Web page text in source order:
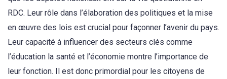
RDC. Leur rôle dans l’élaboration des politiques et la mise
en œuvre des lois est crucial pour façonner l’avenir du pays.
Leur capacité à influencer des secteurs clés comme
l’éducation la santé et l’économie montre l’importance de
leur fonction. Il est donc primordial pour les citoyens de